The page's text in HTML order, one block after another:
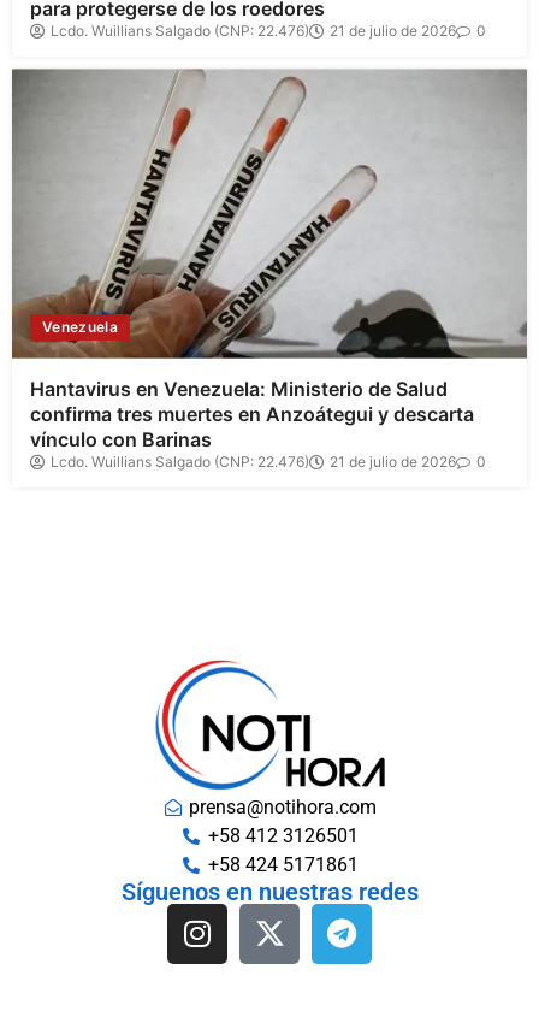
para protegerse de los roedores
Lcdo. Wuillians Salgado (CNP: 22.476) 21 de julio de 2026 0
Venezuela
Hantavirus en Venezuela: Ministerio de Salud
confirma tres muertes en Anzoátegui y descarta
vínculo con Barinas
Lcdo. Wuillians Salgado (CNP: 22.476) 21 de julio de 2026 0
prensa@notihora.com
+58 412 3126501
+58 424 5171861
Síguenos en nuestras redes